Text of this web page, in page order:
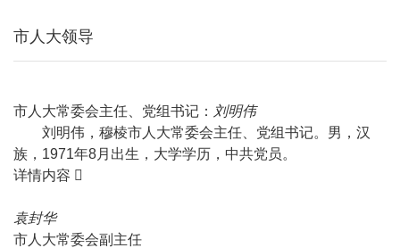
市人大领导
市人大常委会主任、党组书记： 刘明伟
刘明伟，穆棱市人大常委会主任、党组书记。男，汉
族，1971年8月出生，大学学历，中共党员。
详情内容
袁封华
市人大常委会副主任